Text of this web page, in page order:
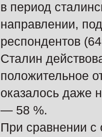
в период
направлении,
респондентов
Сталин
положительное
оказалось даже
— 58 %.
При сравнении